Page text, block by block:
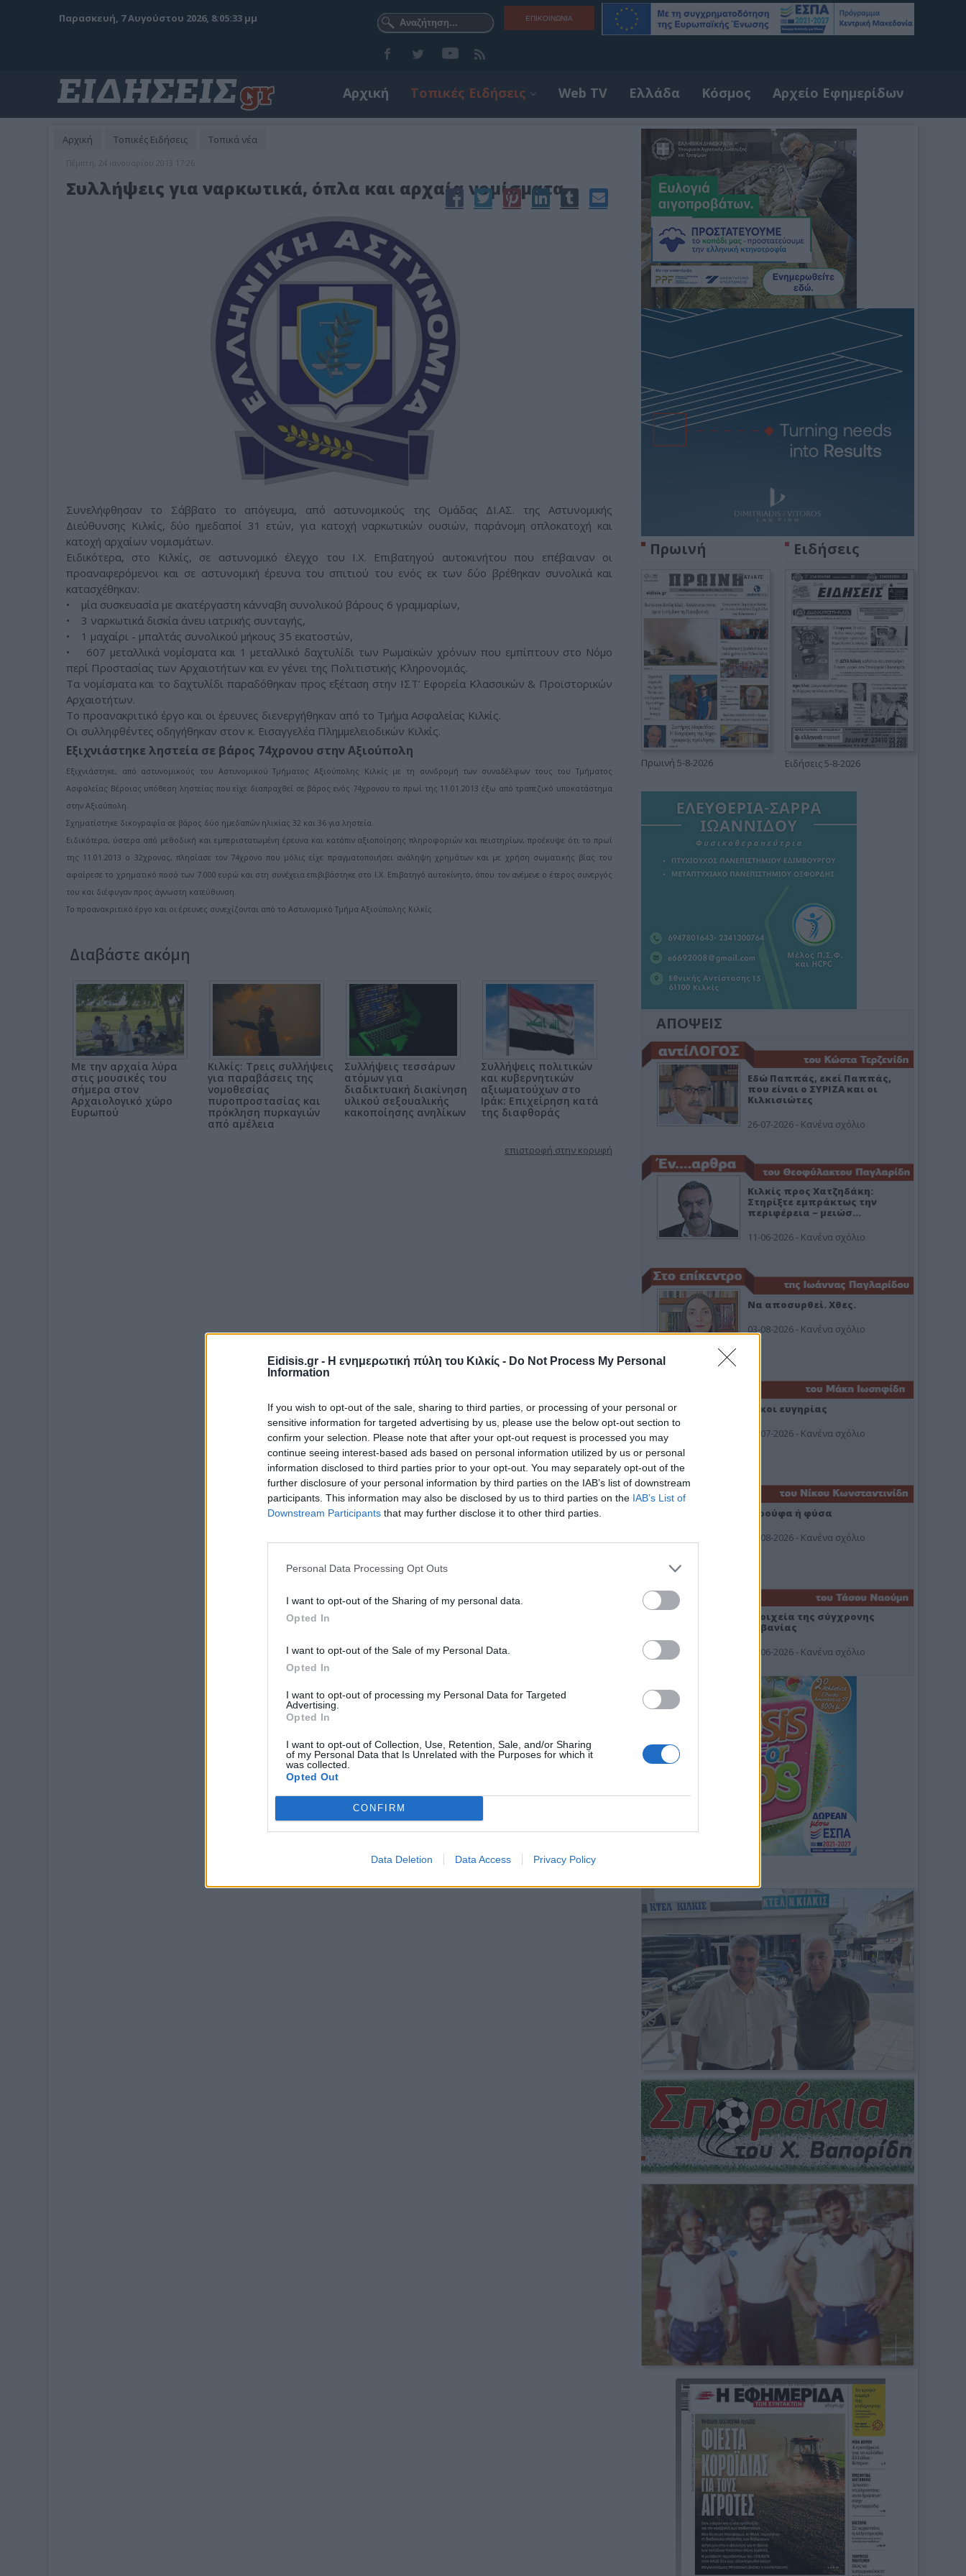
Eidisis.gr - Η ενημερωτική πύλη του Κιλκίς - Do Not Process My Personal
Information
If you wish to opt-out of the sale, sharing to third parties, or processing of your personal or
sensitive information for targeted advertising by us, please use the below opt-out section to
confirm your selection. Please note that after your opt-out request is processed you may
continue seeing interest-based ads based on personal information utilized by us or personal
information disclosed to third parties prior to your opt-out. You may separately opt-out of the
further disclosure of your personal information by third parties on the IAB’s list of downstream
participants. This information may also be disclosed by us to third parties on the IAB’s List of
Downstream Participants that may further disclose it to other third parties.
Personal Data Processing Opt Outs
I want to opt-out of the Sharing of my personal data.
Opted In
I want to opt-out of the Sale of my Personal Data.
Opted In
I want to opt-out of processing my Personal Data for Targeted
Advertising.
Opted In
I want to opt-out of Collection, Use, Retention, Sale, and/or Sharing
of my Personal Data that Is Unrelated with the Purposes for which it
was collected.
Opted Out
CONFIRM
Data Deletion Data Access Privacy Policy
ΕΠΙΚΟΙΝΩΝΊΑ
Παρασκευή, 7 Αυγούστου 2026, 8:05:35 μμ
Αρχική Τοπικές Ειδήσεις Web TV Ελλάδα Κόσμος Αρχείο Εφημερίδων
Αρχική Τοπικές Ειδήσεις Τοπικά νέα
Πέμπτη, 24 Ιανουαρίου 2013 17:26
Συλλήψεις για ναρκωτικά, όπλα και αρχαία νομίσματα
Συνελήφθησαν το Σάββατο το απόγευμα, από αστυνομικούς της Ομάδας ΔΙ.ΑΣ. της Αστυνομικής
Διεύθυνσης Κιλκίς, δύο ημεδαποί 31 ετών, για κατοχή ναρκωτικών ουσιών, παράνομη οπλοκατοχή και
κατοχή αρχαίων νομισμάτων.
Ειδικότερα, στο Κιλκίς, σε αστυνομικό έλεγχο του Ι.Χ. Επιβατηγού αυτοκινήτου που επέβαιναν οι
προαναφερόμενοι και σε αστυνομική έρευνα του σπιτιού του ενός εκ των δύο βρέθηκαν συνολικά και
κατασχέθηκαν:
• μία συσκευασία με ακατέργαστη κάνναβη συνολικού βάρους 6 γραμμαρίων,
• 3 ναρκωτικά δισκία άνευ ιατρικής συνταγής,
• 1 μαχαίρι - μπαλτάς συνολικού μήκους 35 εκατοστών,
• 607 μεταλλικά νομίσματα και 1 μεταλλικό δαχτυλίδι των Ρωμαϊκών χρόνων που εμπίπτουν στο Νόμο
περί Προστασίας των Αρχαιοτήτων και εν γένει της Πολιτιστικής Κληρονομιάς.
Τα νομίσματα και το δαχτυλίδι παραδόθηκαν προς εξέταση στην ΙΣΤ’ Εφορεία Κλασσικών & Προϊστορικών
Αρχαιοτήτων.
Το προανακριτικό έργο και οι έρευνες διενεργήθηκαν από το Τμήμα Ασφαλείας Κιλκίς.
Οι συλληφθέντες οδηγήθηκαν στον κ. Εισαγγελέα Πλημμελειοδικών Κιλκίς.
Εξιχνιάστηκε ληστεία σε βάρος 74χρονου στην Αξιούπολη
Εξιχνιάστηκε, από αστυνομικούς του Αστυνομικού Τμήματος Αξιούπολης Κιλκίς με τη συνδρομή των συναδέλφων τους του Τμήματος
Ασφαλείας Βέροιας υπόθεση ληστείας που είχε διαπραχθεί σε βάρος ενός 74χρονου το πρωί της 11.01.2013 έξω από τραπεζικό υποκατάστημα
στην Αξιούπολη.
Σχηματίστηκε δικογραφία σε βάρος δύο ημεδαπών ηλικίας 32 και 36 για ληστεία.
Ειδικότερα, ύστερα από μεθοδική και εμπεριστατωμένη έρευνα και κατόπιν αξιοποίησης πληροφοριών και πειστηρίων, προέκυψε ότι το πρωί
της 11.01.2013 ο 32χρονος, πλησίασε τον 74χρονο που μόλις είχε πραγματοποιήσει ανάληψη χρημάτων και με χρήση σωματικής βίας του
αφαίρεσε το χρηματικό ποσό των 7.000 ευρώ και στη συνέχεια επιβιβάστηκε στο Ι.Χ. Επιβατηγό αυτοκίνητο, όπου τον ανέμενε ο έτερος συνεργός
του και διέφυγαν προς άγνωστη κατεύθυνση.
Το προανακριτικό έργο και οι έρευνες συνεχίζονται από το Αστυνομικό Τμήμα Αξιούπολης Κιλκίς.
Διαβάστε ακόμη
Με την αρχαία λύρα
στις μουσικές του
σήμερα στον
Αρχαιολογικό χώρο
Ευρωπού
Κιλκίς: Τρεις συλλήψεις
για παραβάσεις της
νομοθεσίας
πυροπροστασίας και
πρόκληση πυρκαγιών
από αμέλεια
Συλλήψεις τεσσάρων
ατόμων για
διαδικτυακή διακίνηση
υλικού σεξουαλικής
κακοποίησης ανηλίκων
Συλλήψεις πολιτικών
και κυβερνητικών
αξιωματούχων στο
Ιράκ: Επιχείρηση κατά
της διαφθοράς
επιστροφή στην κορυφή
Πρωινή
Πρωινή 5-8-2026
Ειδήσεις
Ειδήσεις 5-8-2026
ΑΠΟΨΕΙΣ
Εδώ Παππάς, εκεί Παππάς,
που είναι ο ΣΥΡΙΖΑ και οι
Κιλκισιώτες
26-07-2026 - Κανένα σχόλιο
Κιλκίς προς Χατζηδάκη:
Στηρίξτε εμπράκτως την
περιφέρεια – μειώσ…
11-06-2026 - Κανένα σχόλιο
Να αποσυρθεί. Χθες.
03-08-2026 - Κανένα σχόλιο
Οίκοι ευγηρίας
24-07-2026 - Κανένα σχόλιο
Ή ρούφα ή φύσα
03-08-2026 - Κανένα σχόλιο
Στοιχεία της σύγχρονης
Αλβανίας
19-06-2026 - Κανένα σχόλιο